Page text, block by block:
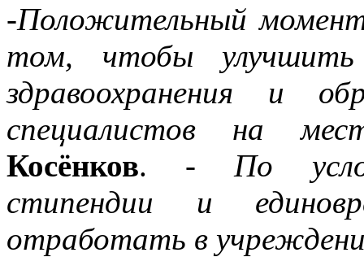
-Положительный
том, чтобы улучшить
здравоохранения и
специалистов на
Косёнков. - По
стипендии и
отработать в